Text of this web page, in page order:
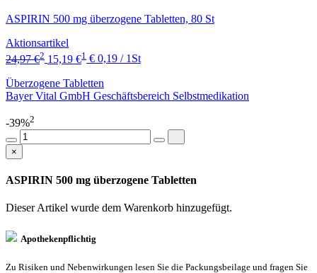
ASPIRIN 500 mg überzogene Tabletten, 80 St
Aktionsartikel
24,97 €2 15,19 €1 € 0,19 / 1St
Überzogene Tabletten
Bayer Vital GmbH Geschäftsbereich Selbstmedikation
-39%2
×
ASPIRIN 500 mg überzogene Tabletten
Dieser Artikel wurde dem Warenkorb hinzugefügt.
Apothekenpflichtig
Zu Risiken und Nebenwirkungen lesen Sie die Packungsbeilage und fragen Sie